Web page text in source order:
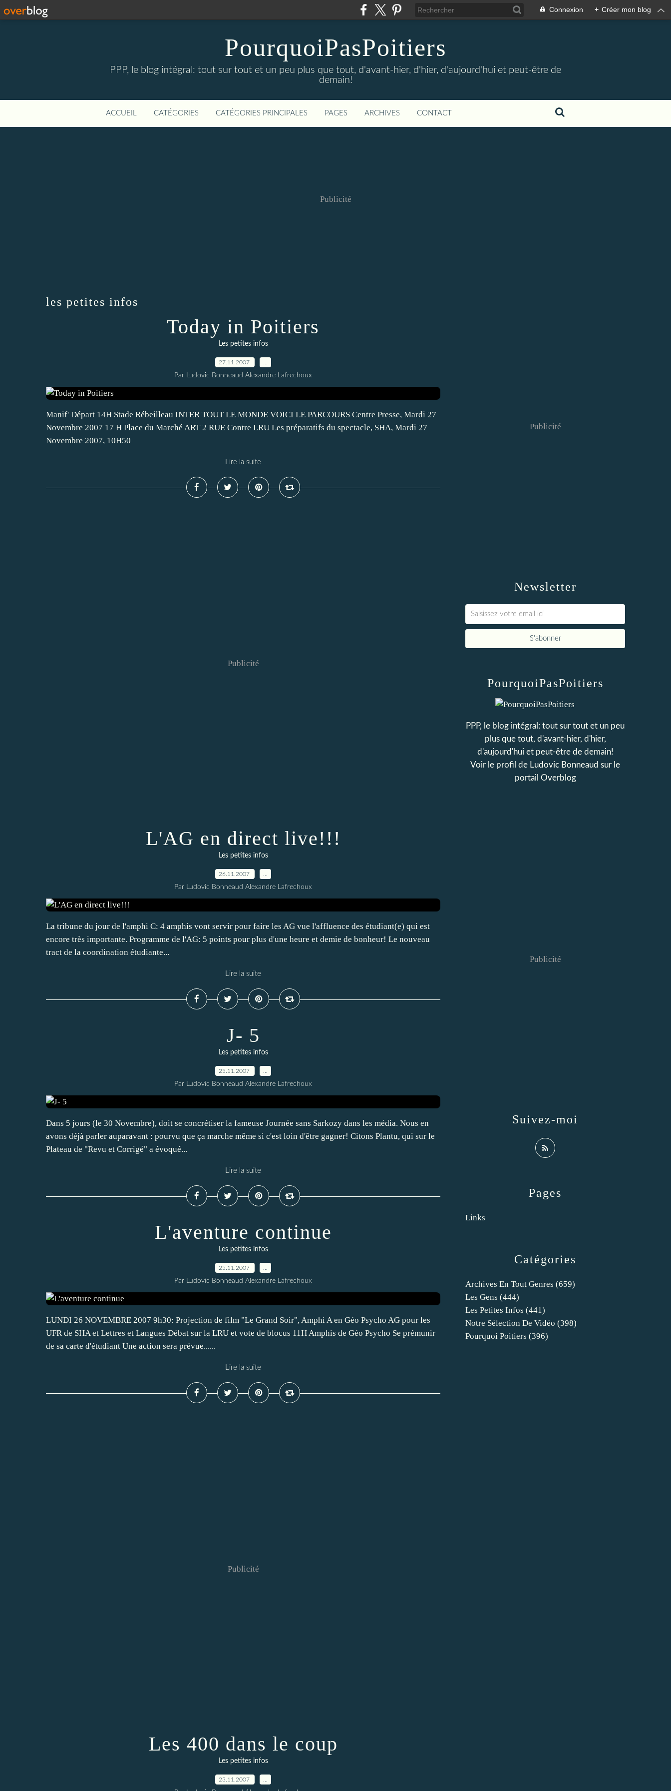
Connexion + Créer mon blog
PourquoiPasPoitiers
PPP, le blog intégral: tout sur tout et un peu plus que tout, d'avant-hier, d'hier, d'aujourd'hui et peut-être de
demain!
ACCUEIL CATÉGORIES CATÉGORIES PRINCIPALES PAGES ARCHIVES CONTACT
Publicité
les petites infos
Today in Poitiers
Les petites infos
27.11.2007
Par Ludovic Bonneaud Alexandre Lafrechoux
Manif' Départ 14H Stade Rébeilleau INTER TOUT LE MONDE VOICI LE PARCOURS Centre Presse, Mardi 27
Novembre 2007 17 H Place du Marché ART 2 RUE Contre LRU Les préparatifs du spectacle, SHA, Mardi 27
Novembre 2007, 10H50
Lire la suite
Publicité
L'AG en direct live!!!
Les petites infos
26.11.2007
Par Ludovic Bonneaud Alexandre Lafrechoux
La tribune du jour de l'amphi C: 4 amphis vont servir pour faire les AG vue l'affluence des étudiant(e) qui est
encore très importante. Programme de l'AG: 5 points pour plus d'une heure et demie de bonheur! Le nouveau
tract de la coordination étudiante...
Lire la suite
J- 5
Les petites infos
25.11.2007
Par Ludovic Bonneaud Alexandre Lafrechoux
Dans 5 jours (le 30 Novembre), doit se concrétiser la fameuse Journée sans Sarkozy dans les média. Nous en
avons déjà parler auparavant : pourvu que ça marche même si c'est loin d'être gagner! Citons Plantu, qui sur le
Plateau de "Revu et Corrigé" a évoqué...
Lire la suite
L'aventure continue
Les petites infos
25.11.2007
Par Ludovic Bonneaud Alexandre Lafrechoux
LUNDI 26 NOVEMBRE 2007 9h30: Projection de film "Le Grand Soir", Amphi A en Géo Psycho AG pour les
UFR de SHA et Lettres et Langues Débat sur la LRU et vote de blocus 11H Amphis de Géo Psycho Se prémunir
de sa carte d'étudiant Une action sera prévue......
Lire la suite
Publicité
Les 400 dans le coup
Les petites infos
23.11.2007
Newsletter
Publicité
Catégories
Archives En Tout Genres (659)
Les Gens (444)
Les Petites Infos (441)
Notre Sélection De Vidéo (398)
Pourquoi Poitiers (396)
Pages
Links
PourquoiPasPoitiers
PPP, le blog intégral: tout sur tout et un peu
plus que tout, d'avant-hier, d'hier,
d'aujourd'hui et peut-être de demain!
Voir le profil de Ludovic Bonneaud sur le
portail Overblog
Suivez-moi
Publicité